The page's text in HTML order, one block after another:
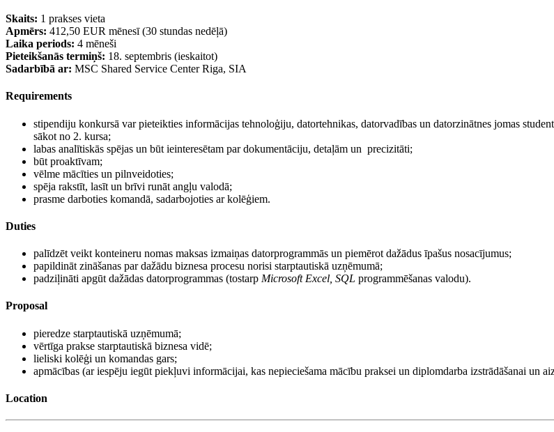
Skaits: 1 prakses vieta
Apmērs: 412,50 EUR mēnesī (30 stundas nedēļā)
Laika periods: 4 mēneši
Pieteikšanās termiņš: 18. septembris (ieskaitot)
Sadarbībā ar: MSC Shared Service Center Riga, SIA
Requirements
stipendiju konkursā var pieteikties informācijas tehnoloģiju, datortehnikas, datorvadības un datorzinātnes jomas
sākot no 2. kursa;
labas analītiskās spējas un būt ieinteresētam par dokumentāciju, detaļām un precizitāti;
būt proaktīvam;
vēlme mācīties un pilnveidoties;
spēja rakstīt, lasīt un brīvi runāt angļu valodā;
prasme darboties komandā, sadarbojoties ar kolēģiem.
Duties
palīdzēt veikt konteineru nomas maksas izmaiņas datorprogrammās un piemērot dažādus īpašus nosacījumus;
papildināt zināšanas par dažādu biznesa procesu norisi starptautiskā uzņēmumā;
padziļināti apgūt dažādas datorprogrammas (tostarp Microsoft Excel, SQL programmēšanas valodu).
Proposal
pieredze starptautiskā uzņēmumā;
vērtīga prakse starptautiskā biznesa vidē;
lieliski kolēģi un komandas gars;
apmācības (ar iespēju iegūt piekļuvi informācijai, kas nepieciešama mācību praksei un diplomdarba izstrādāšanai un
Location